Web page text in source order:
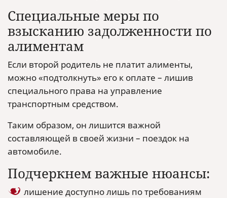
Специальные меры по
взысканию задолженности по
алиментам
Если второй родитель не платит алименты,
можно «подтолкнуть» его к оплате – лишив
специального права на управление
транспортным средством.
Таким образом, он лишится важной
составляющей в своей жизни – поездок на
автомобиле.
Подчеркнем важные нюансы:
лишение доступно лишь по требованиям